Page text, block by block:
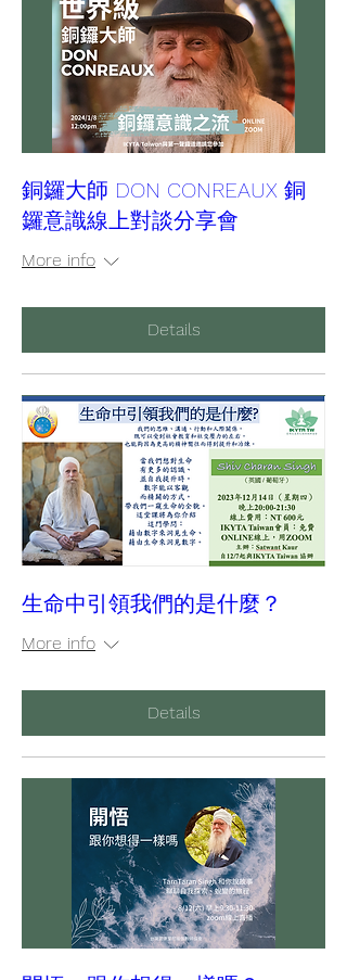
銅鑼大師 DON CONREAUX 銅
鑼意識線上對談分享會
More info
Details
生命中引領我們的是什麼？
More info
Details